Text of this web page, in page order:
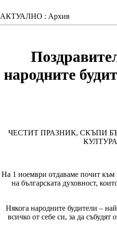
АКТУАЛНО : Архив
народните
ЧЕСТИТ ПРАЗНИК, СКЪПИ
На 1 ноември отдаваме почит към
на българската духовност,
Някога народните будители –
всичко от себе си, за да събудят